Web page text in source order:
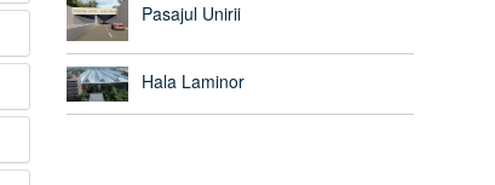
Pasajul Unirii
Hala Laminor